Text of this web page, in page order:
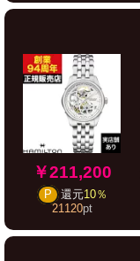
￥211,200
P 還元10％
21120pt